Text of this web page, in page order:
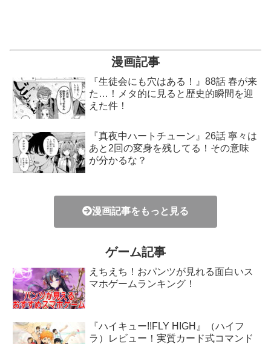
漫画記事
『生徒会にも穴はある！』88話 春が来
た…！メタ的に見ると歴史的瞬間を迎
えた件！
『真夜中ハートチューン』26話 寧々は
あと2回の変身を残してる！その意味
が分かるな？
漫画記事をもっと見る
ゲーム記事
えちえち！おパンツが見れる面白いス
マホゲームランキング！
『ハイキュー!!FLY HIGH』（ハイフ
ラ）レビュー！実質カード式コマンド